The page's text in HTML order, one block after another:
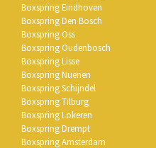
Boxspring Eindhoven
Boxspring Den Bosch
Boxspring Oss
Boxspring Oudenbosch
Boxspring Lisse
Boxspring Nuenen
Boxspring Schijndel
Boxspring Tilburg
Boxspring Lokeren
Boxspring Drempt
Boxspring Amsterdam